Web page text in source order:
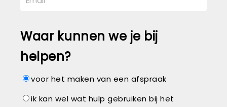
Waar kunnen we je bij
helpen?
voor het maken van een afspraak
ik kan wel wat hulp gebruiken bij het